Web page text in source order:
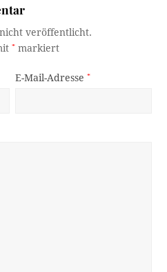
veröffentlicht.
* markiert
E-Mail-Adresse*